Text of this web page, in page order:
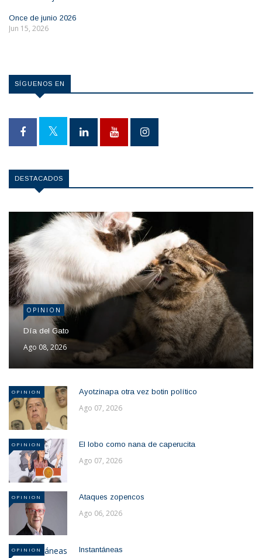
Once de junio 2026
Jun 15, 2026
SÍGUENOS EN
DESTACADOS
OPINION
Día del Gato
Ago 08, 2026
OPINION Ayotzinapa otra vez botin político
Ago 07, 2026
OPINION El lobo como nana de caperucita
Ago 07, 2026
OPINION Ataques zopencos
Ago 06, 2026
OPINION Instantáneas